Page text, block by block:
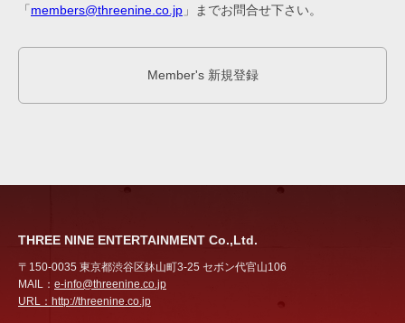
「 members@threenine.co.jp 」までお問合せ下さい。
Member's 新規登録
THREE NINE ENTERTAINMENT Co.,Ltd.
〒150-0035 東京都渋谷区鉢山町3-25 セボン代官山106
MAIL： e-info@threenine.co.jp
URL： http://threenine.co.jp